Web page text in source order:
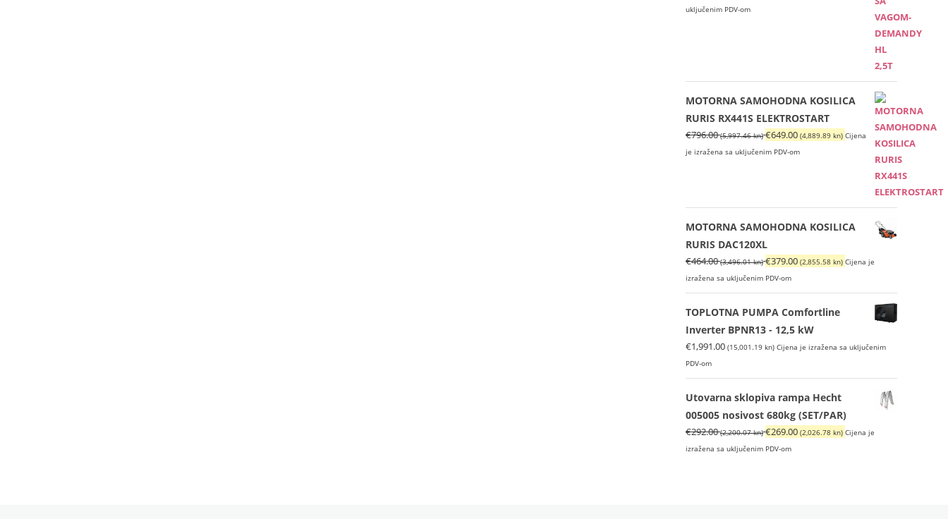
uključenim PDV-om
MOTORNA SAMOHODNA KOSILICA
RURIS RX441S ELEKTROSTART
€796.00 (5,997.46 kn)Izvorna
cijena
kn).
€649.00 (4,889.89 kn) Trenutna
€649.00
(4,889.89
Cijena
je izražena sa uključenim PDV-om
MOTORNA SAMOHODNA KOSILICA
RURIS DAC120XL
€464.00 (3,496.01 kn)Izvorna
cijena
bila
je:
€464.00
€379.00 (2,855.58 kn) Trenutna
je:
€379.00
(2,855.58
Cijena je
izražena sa uključenim PDV-om
TOPLOTNA PUMPA Comfortline
Inverter BPNR13 - 12,5 kW
€1,991.00 (15,001.19 kn) Cijena je izražena sa uključenim
PDV-om
Utovarna sklopiva rampa Hecht
005005 nosivost 680kg (SET/PAR)
€292.00 (2,200.07 kn)Izvorna
cijena
€269.00 (2,026.78 kn) Trenutna
Cijena je
izražena sa uključenim PDV-om